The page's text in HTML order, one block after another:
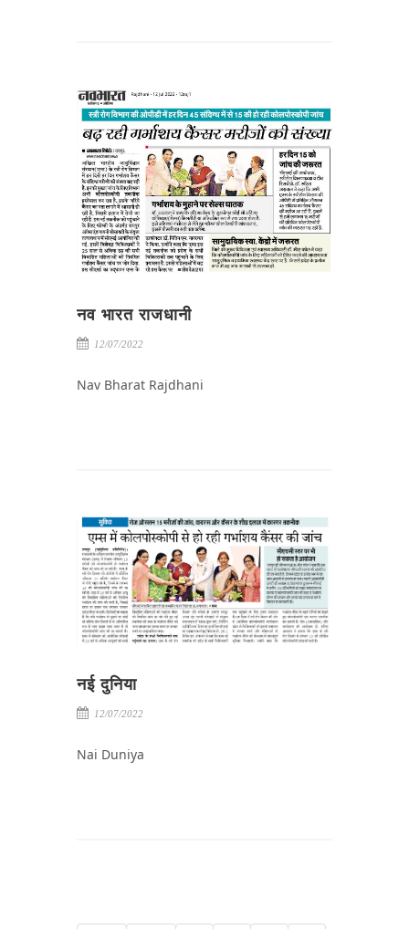
नव भारत राजधानी
12/07/2022
Nav Bharat Rajdhani
नई दुनिया
12/07/2022
Nai Duniya